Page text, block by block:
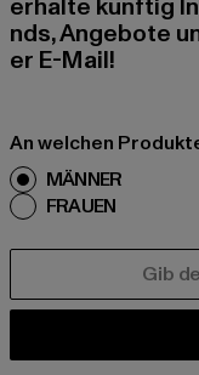
erhalte künftig
nds, Angebote
er E-Mail!
An welchen
MÄNNER
FRAUEN